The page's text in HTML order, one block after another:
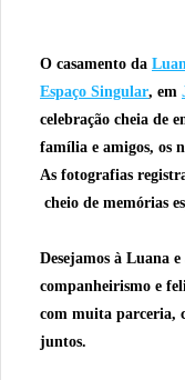
O casamento da
Espaço Singular, em
celebração cheia de
família e amigos, os
As fotografias
cheio de memórias
Desejamos à Luana
companheirismo e
com muita parceria,
juntos.